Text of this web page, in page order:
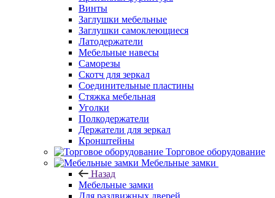
Винты
Заглушки мебельные
Заглушки самоклеющиеся
Латодержатели
Мебельные навесы
Саморезы
Скотч для зеркал
Соединительные пластины
Стяжка мебельная
Уголки
Полкодержатели
Держатели для зеркал
Кронштейны
Торговое оборудование
Мебельные замки
Назад
Мебельные замки
Для раздвижных дверей